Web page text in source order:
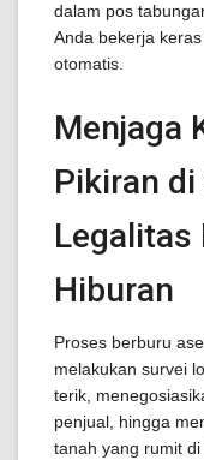
dalam pos
Anda bekerja
otomatis.
Menjaga
Pikiran
Legalitas
Hiburan
Proses berburu
melakukan survei
terik,
penjual, hingga
tanah yang rumit